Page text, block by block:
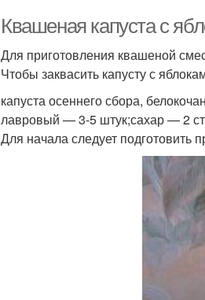
Квашеная капуста с
Для приготовления квашеной
Чтобы заквасить капусту с
капуста осеннего сбора,
лавровый — 3-5 штук;сахар — 2
Для начала следует подготовить